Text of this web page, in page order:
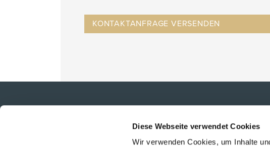
Diese Webseite verwendet Cookies
Wir verwenden Cookies, um Inhalte